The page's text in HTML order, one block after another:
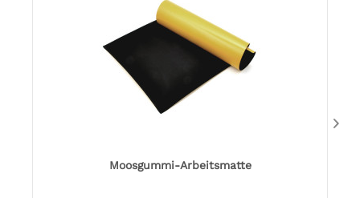
Moosgummi-Arbeitsmatte